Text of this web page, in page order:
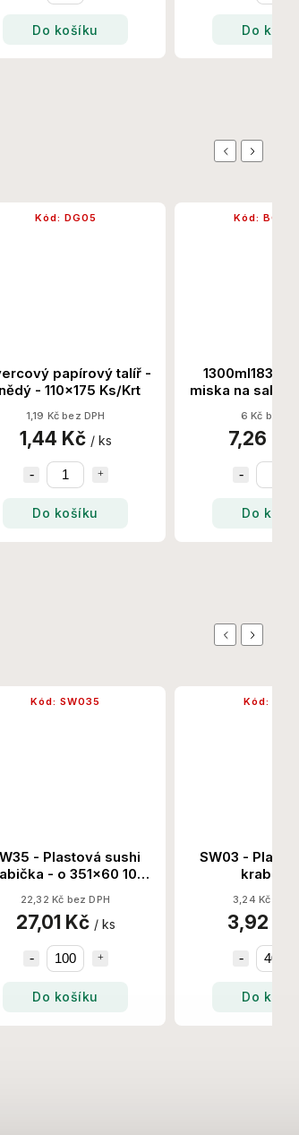
Do košíku Do
Previous
papírový talíř -
- 110x175 Ks/Krt
1,19 Kč bez DPH
1,44 Kč / ks
Do košíku
Kód: DG05
1300ml183 -
miska na salát
150 Set/
6 Kč bez
7,26 Kč
Do
Kód:
Next
Previous
- Plastová sushi
- o 351x60 100
22,32 Kč bez DPH
27,01 Kč / ks
Do košíku
Kód: SW035
SW03 -
Set/Krt
3,24 Kč bez
3,92
Do
Kód:
Next